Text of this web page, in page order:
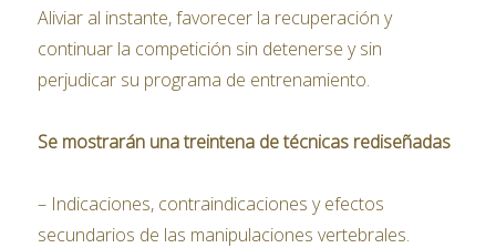
Aliviar al instante, favorecer la recuperación y
continuar la competición sin detenerse y sin
perjudicar su programa de entrenamiento.
Se mostrarán una treintena de técnicas rediseñadas
– Indicaciones, contraindicaciones y efectos
secundarios de las manipulaciones vertebrales.